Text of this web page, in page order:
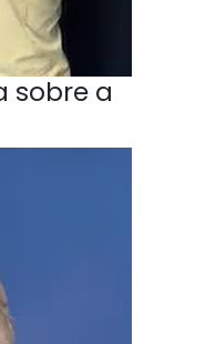
sobre a